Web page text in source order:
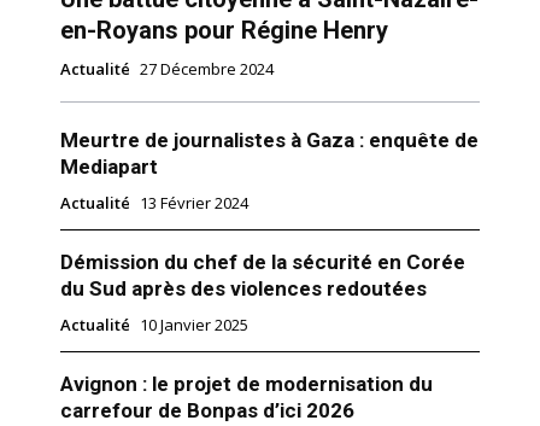
en-Royans pour Régine Henry
Actualité 27 Décembre 2024
Meurtre de journalistes à Gaza : enquête de
Mediapart
Actualité 13 Février 2024
Démission du chef de la sécurité en Corée
du Sud après des violences redoutées
Actualité 10 Janvier 2025
Avignon : le projet de modernisation du
carrefour de Bonpas d’ici 2026